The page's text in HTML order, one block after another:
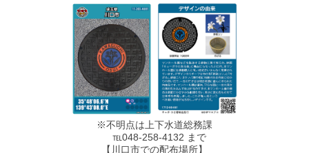
※不明点は上下水道総務課
℡048-258-4132 まで
【川口市での配布場所】